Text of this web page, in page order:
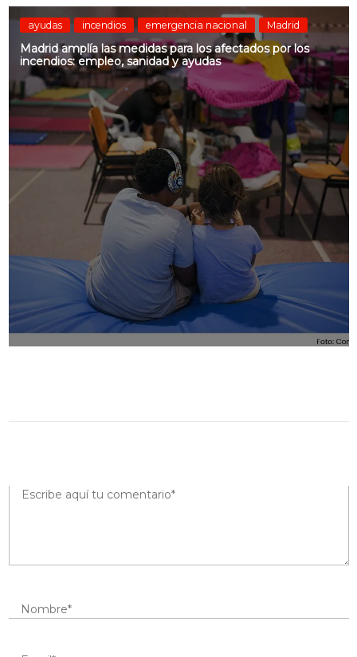
ayudas incendios emergencia nacional Madrid
Madrid amplía las medidas para los afectados por los
incendios: empleo, sanidad y ayudas